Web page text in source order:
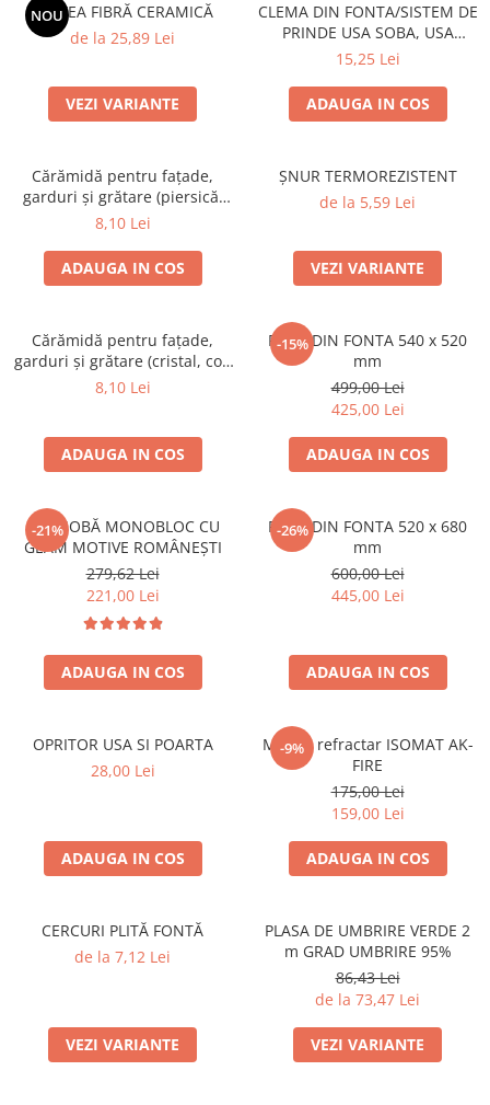
ACCESORII SOBĂ, ȘEMINEU ȘI
CUPTOR
ACCESORII PENTRU GATIT
COPERTINE ȘI PRELATE
polietilenă cu inele
COȘURI DE FUM
Coșuri de fum din beton
Coșuri de fum din inox
DIVERSE
INSTALAȚII
Baterii și accesorii
PRODUSE PENTRU GRĂDINARIT
Unelte electrice
Unelte pentru grădinărit
SOBE ȘI ȘEMINEE
STICLĂ TERMOREZISTENTĂ
TRUSE SI ACCESORII PROFESIONALE
DE CURATARE HORN
ȘEMINEE ȘI ÎNCĂLZITOARE DE
NOU
SALTEA FIBRĂ CERAMICĂ
de la 25,89 Lei
VEZI VARIANTE
CLEMA DIN FONTA/SISTEM DE
PRINDE USA SOBA, USA
SEMINEU
15,25 Lei
ADAUGA IN COS
Cărămidă pentru fațade,
garduri și grătare (piersică,
colț rotunjit) – 250 × 120 × 65
8,10 Lei
ADAUGA IN COS
ȘNUR TERMOREZISTENT
de la 5,59 Lei
VEZI VARIANTE
Cărămidă pentru fațade,
garduri și grătare (cristal, colț
rotunjit) – 250 × 120 × 65 mm
8,10 Lei
ADAUGA IN COS
-15%
PLITA DIN FONTA 540 x 520
mm
499,00 Lei
425,00 Lei
ADAUGA IN COS
-21%
UȘĂ SOBĂ MONOBLOC CU
GEAM MOTIVE ROMÂNEȘTI
279,62 Lei
221,00 Lei
ADAUGA IN COS
-26%
PLITA DIN FONTA 520 x 680
mm
600,00 Lei
445,00 Lei
ADAUGA IN COS
OPRITOR USA SI POARTA
28,00 Lei
ADAUGA IN COS
-9%
Mortar refractar ISOMAT AK-
FIRE
175,00 Lei
159,00 Lei
ADAUGA IN COS
CERCURI PLITĂ FONTĂ
de la 7,12 Lei
VEZI VARIANTE
PLASA DE UMBRIRE VERDE 2
m GRAD UMBRIRE 95%
86,43 Lei
de la 73,47 Lei
VEZI VARIANTE